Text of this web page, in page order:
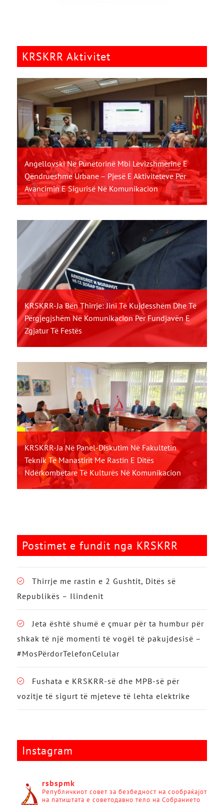
KRSKRR Aktivitet
Angellovski Në Punëtorinë Mbi Lëvizshmërinë E
Qëndrueshme Urbane – Pjesë E Aktiviteteve Për
Avancimin E Sigurisë Në Komunikacion
KRSKRR-Ja Bën Thirrje: Jini Të Kujdesshëm Dhe Të
Përgjegjshëm Në Komunikacion Për Fundjavën E
Zgjatur Të Festës
KRSKRR-Ja Në Panel-Diskutim Në Fakultetin
Teknik Të Manastirit Me Rastin E Ditës
Ndërkombëtare Të Kulturës Në Komunikacion
Postimet e fundit nga KRSKRR
Thirrje me rastin e 2 Gushtit, Ditës së
Republikës – Ilindenit
Jeta është shumë e çmuar për ta humbur për
shkak të një momenti të vogël të pakujdesisë –
#MosPërdorTelefonCelular
Fushata e KRSKRR-së dhe MPB-së për
vozitje të sigurt të mjeteve të lehta elektrike
Instagram
rsbspmk
Републичкиот совет за безбедност на сообраќајот
на патиштата е советодавно тело на Собранието